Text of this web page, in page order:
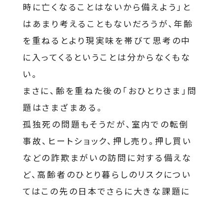
時に亡くなることはないから備えよう」と
はあまり考えることもないだろうが、年齢
を重ねるとより現実味を帯びて思考の中
に入ってくるということは分からなくもな
い。
まさに、齢を重ねた後の「おひとりさま」問
題はさまざまある。
孤独死の問題もそうだが、室内での転倒
事故、ヒートショック、押し売り。押し買い
などの詐欺まがいの訪問に対する備えな
ど、高齢者のひとり暮らしのリスクについ
てはこの先の日本でさらに大きな課題に